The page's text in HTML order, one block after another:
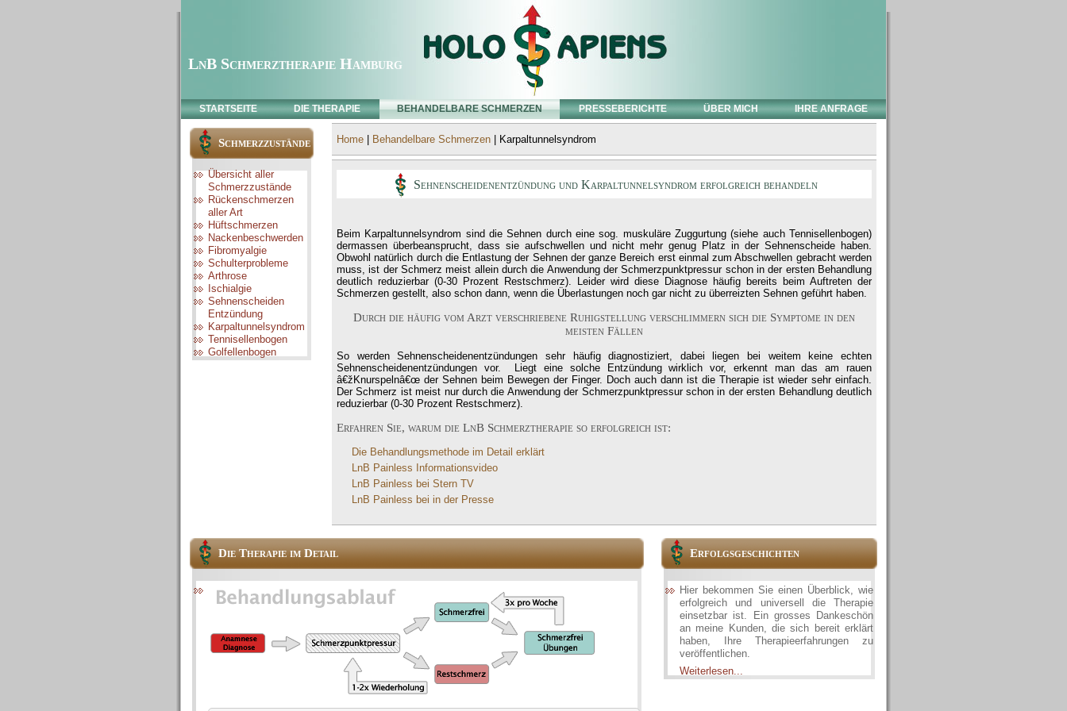
LnB Schmerztherapie Hamburg
STARTSEITE DIE THERAPIE BEHANDELBARE SCHMERZEN PRESSEBERICHTE ÜBER MICH IHRE ANFRAGE
Schmerzzustände
Übersicht aller
Schmerzzustände
Rückenschmerzen
aller Art
Hüftschmerzen
Nackenbeschwerden
Fibromyalgie
Schulterprobleme
Arthrose
Ischialgie
Sehnenscheiden
Entzündung
Karpaltunnelsyndrom
Tennisellenbogen
Golfellenbogen
Home Behandelbare Schmerzen | Karpaltunnelsyndrom
Sehnenscheidenentzündung und Karpaltunnelsyndrom erfolgreich behandeln
Beim Karpaltunnelsyndrom sind die Sehnen durch eine sog. muskuläre Zuggurtung (siehe auch Tennisellenbogen)
dermassen überbeansprucht, dass sie aufschwellen und nicht mehr genug Platz in der Sehnenscheide haben.
Obwohl natürlich durch die Entlastung der Sehnen der ganze Bereich erst einmal zum Abschwellen gebracht werden
muss, ist der Schmerz meist allein durch die Anwendung der Schmerzpunktpressur schon in der ersten Behandlung
deutlich reduzierbar (0-30 Prozent Restschmerz). Leider wird diese Diagnose häufig bereits beim Auftreten der
Schmerzen gestellt, also schon dann, wenn die Überlastungen noch gar nicht zu überreizten Sehnen geführt haben.
Durch die häufig vom Arzt verschriebene Ruhigstellung verschlimmern sich die Symptome in den
meisten Fällen
So werden Sehnenscheidenentzündungen sehr häufig diagnostiziert, dabei liegen bei weitem keine echten
Sehnenscheidenentzündungen vor. Liegt eine solche Entzündung wirklich vor, erkennt man das am rauen
â€žKnurspelnâ€œ der Sehnen beim Bewegen der Finger. Doch auch dann ist die Therapie ist wieder sehr einfach.
Der Schmerz ist meist nur durch die Anwendung der Schmerzpunktpressur schon in der ersten Behandlung deutlich
reduzierbar (0-30 Prozent Restschmerz).
Erfahren Sie, warum die LnB Schmerztherapie so erfolgreich ist:
Die Behandlungsmethode im Detail erklärt
LnB Painless Informationsvideo
LnB Painless bei Stern TV
LnB Painless bei in der Presse
Die Therapie im Detail Erfolgsgeschichten
Hier bekommen Sie einen Überblick, wie
erfolgreich und universell die Therapie
einsetzbar ist. Ein grosses Dankeschön
an meine Kunden, die sich bereit erklärt
haben, Ihre Therapieerfahrungen zu
veröffentlichen.
Weiterlesen...